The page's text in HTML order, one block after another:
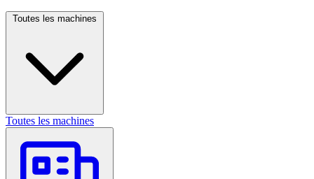
Toutes les machines
Toutes les machines